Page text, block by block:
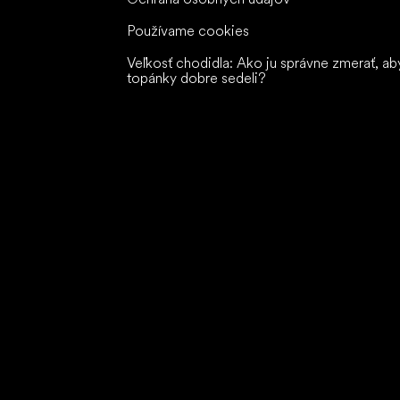
Používame cookies
Veľkosť chodidla: Ako ju správne zmerať,
topánky dobre sedeli?